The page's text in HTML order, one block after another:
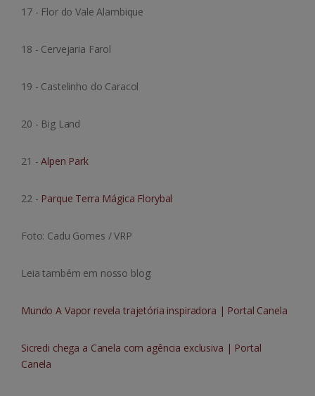
17 - Flor do Vale Alambique
18 - Cervejaria Farol
19 - Castelinho do Caracol
20 - Big Land
21 -Alpen Park
22 - Parque Terra Mágica Florybal
Foto: Cadu Gomes / VRP
Leia também em nosso blog:
Mundo A Vapor revela trajetória inspiradora | Portal Canela
Sicredi chega a Canela com agência exclusiva | Portal
Canela